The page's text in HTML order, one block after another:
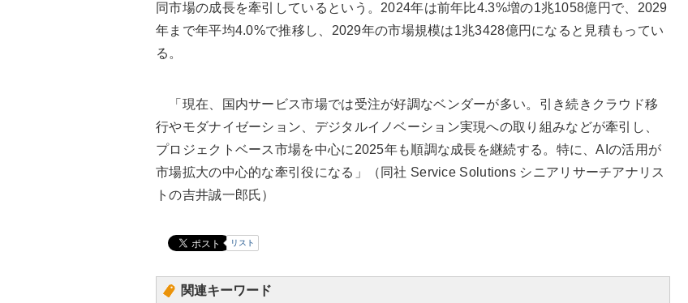
同市場の成長を牽引しているという。2024年は前年比4.3%増の1兆1058億円で、2029
年まで年平均4.0%で推移し、2029年の市場規模は1兆3428億円になると見積もってい
る。
「現在、国内サービス市場では受注が好調なベンダーが多い。引き続きクラウド移
行やモダナイゼーション、デジタルイノベーション実現への取り組みなどが牽引し、
プロジェクトベース市場を中心に2025年も順調な成長を継続する。特に、AIの活用が
市場拡大の中心的な牽引役になる」（同社 Service Solutions シニアリサーチアナリス
トの吉井誠一郎氏）
リスト
関連キーワード